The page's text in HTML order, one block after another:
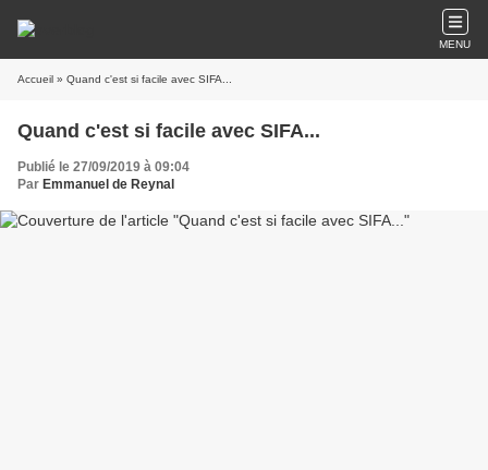
MENU
Accueil » Quand c'est si facile avec SIFA...
Quand c'est si facile avec SIFA...
Publié le 27/09/2019 à 09:04
Par Emmanuel de Reynal